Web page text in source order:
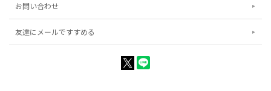
お問い合わせ
友達にメールですすめる